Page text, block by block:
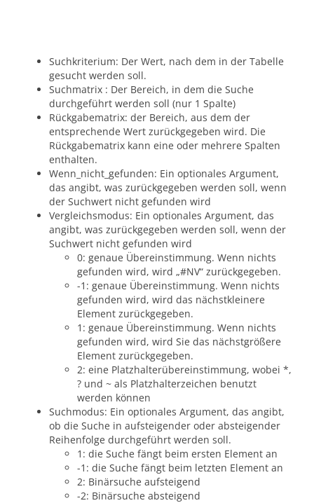
Suchkriterium: Der Wert, nach dem in der Tabelle
gesucht werden soll.
Suchmatrix : Der Bereich, in dem die Suche
durchgeführt werden soll (nur 1 Spalte)
Rückgabematrix: der Bereich, aus dem der
entsprechende Wert zurückgegeben wird. Die
Rückgabematrix kann eine oder mehrere Spalten
enthalten.
Wenn_nicht_gefunden: Ein optionales Argument,
das angibt, was zurückgegeben werden soll, wenn
der Suchwert nicht gefunden wird
Vergleichsmodus: Ein optionales Argument, das
angibt, was zurückgegeben werden soll, wenn der
Suchwert nicht gefunden wird
0: genaue Übereinstimmung. Wenn nichts
gefunden wird, wird „#NV“ zurückgegeben.
-1: genaue Übereinstimmung. Wenn nichts
gefunden wird, wird das nächstkleinere
Element zurückgegeben.
1: genaue Übereinstimmung. Wenn nichts
gefunden wird, wird Sie das nächstgrößere
Element zurückgegeben.
2: eine Platzhalterübereinstimmung, wobei *,
? und ~ als Platzhalterzeichen benutzt
werden können
Suchmodus: Ein optionales Argument, das angibt,
ob die Suche in aufsteigender oder absteigender
Reihenfolge durchgeführt werden soll.
1: die Suche fängt beim ersten Element an
-1: die Suche fängt beim letzten Element an
2: Binärsuche aufsteigend
-2: Binärsuche absteigend